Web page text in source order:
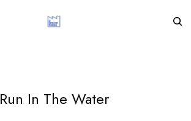
Run In The Water